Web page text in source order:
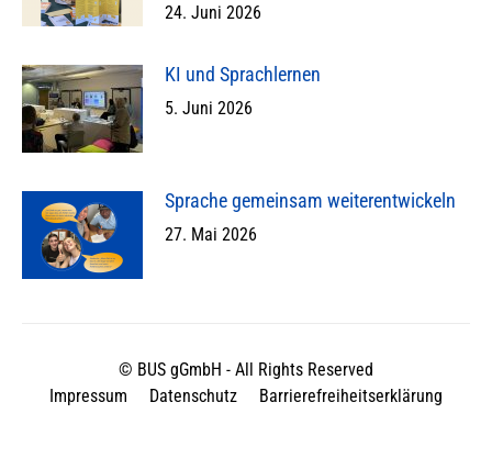
24. Juni 2026
KI und Sprachlernen
5. Juni 2026
Sprache gemeinsam weiterentwickeln
27. Mai 2026
© BUS gGmbH - All Rights Reserved
Impressum
Datenschutz Barrierefreiheitserklärung